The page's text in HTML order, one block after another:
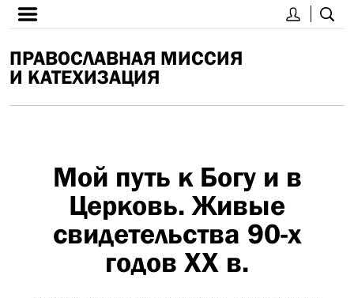
ПРАВОСЛАВНАЯ МИССИЯ
И КАТЕХИЗАЦИЯ
Мой путь к Богу и в
Церковь. Живые
свидетельства 90-х
годов XX в.